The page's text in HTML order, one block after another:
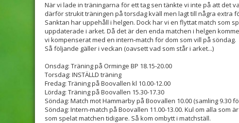
När vi lade in träningarna för ett tag sen tänkte vi inte på att det
därför strukit träningen på torsdag kväll men lagt till några extra
Sanktan har uppehåll i helgen. Dock har vi en flyttat match som
uppdaterade i arket. Då det är den enda matchen i helgen
vi kompenserat med en intern-match för dom som vill på söndag.
Så följande gäller i veckan (oavsett vad som står i arket...)
Onsdag: Träning på Orminge BP 18.15-20.00
Torsdag: INSTÄLLD träning
Fredag: Träning på Boovallen kl 10.00-12.00
Lördag: Träning på Boovallen 15.30-17.30
Söndag: Match mot Hammarby på Boovallen 10.00 (samling 9.30
Söndag: Intern-match på Boovallen 11.00-13.00. Kul om alla som
som spelat matchen tidigare. Så kom ombytt i matchställ.